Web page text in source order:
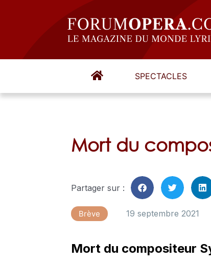
SPECTACLES
Mort du
Partager sur :
Brève 19 septembre 2021
Mort du compositeur